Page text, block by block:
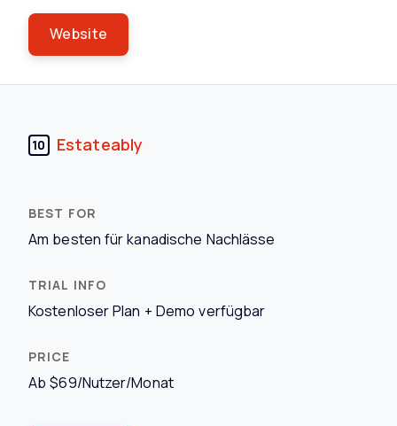
Website
10 Estateably
Am besten für kanadische Nachlässe
Kostenloser Plan + Demo verfügbar
Ab $69/Nutzer/Monat